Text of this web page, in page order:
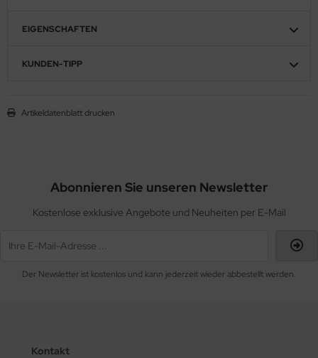
EIGENSCHAFTEN
KUNDEN-TIPP
Artikeldatenblatt drucken
Abonnieren Sie unseren Newsletter
Kostenlose exklusive Angebote und Neuheiten per E-Mail
Der Newsletter ist kostenlos und kann jederzeit wieder abbestellt werden.
Kontakt